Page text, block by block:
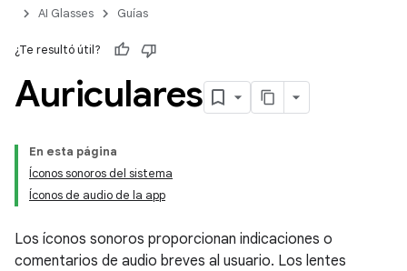
AI Glasses
Guías
¿Te resultó útil?
Auriculares
En esta página
Íconos sonoros del sistema
Íconos de audio de la app
Los íconos sonoros proporcionan indicaciones o
comentarios de audio breves al usuario. Los lentes